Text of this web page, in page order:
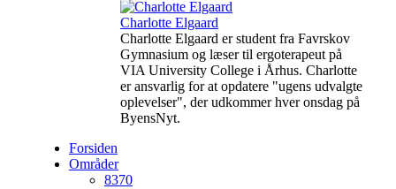
Charlotte Elgaard
Charlotte Elgaard er student fra Favrskov
Gymnasium og læser til ergoterapeut på
VIA University College i Århus. Charlotte
er ansvarlig for at opdatere "ugens udvalgte
oplevelser", der udkommer hver onsdag på
ByensNyt.
Forsiden
Områder
8370